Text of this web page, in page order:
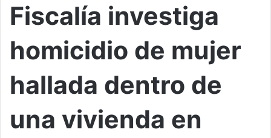
Fiscalía investiga
homicidio de mujer
hallada dentro de
una vivienda en